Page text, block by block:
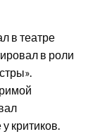
в театре
в роли
критиков.